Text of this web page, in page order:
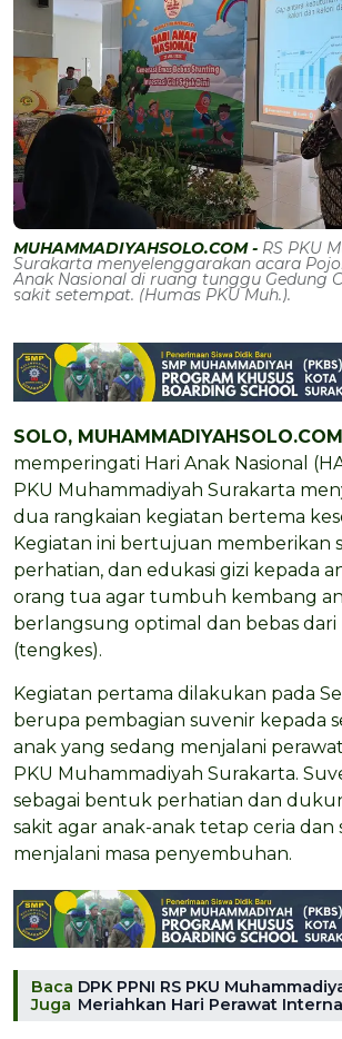
MUHAMMADIYAHSOLO.COM - RS PKU
Surakarta menyelenggarakan acara
Anak Nasional di ruang tunggu Gedung
sakit setempat. (Humas PKU Muh.).
SOLO,
memperingati Hari Anak Nasional
PKU Muhammadiyah Surakarta
dua rangkaian kegiatan bertema
Kegiatan ini bertujuan memberikan
perhatian, dan edukasi gizi kepada
orang tua agar tumbuh kembang
berlangsung optimal dan bebas dari
(tengkes).
Kegiatan pertama dilakukan pada
berupa pembagian suvenir kepada
anak yang sedang menjalani
PKU Muhammadiyah Surakarta.
sebagai bentuk perhatian dan
sakit agar anak-anak tetap ceria dan
menjalani masa penyembuhan.
Baca
Juga
DPK PPNI RS PKU
Meriahkan Hari Perawat